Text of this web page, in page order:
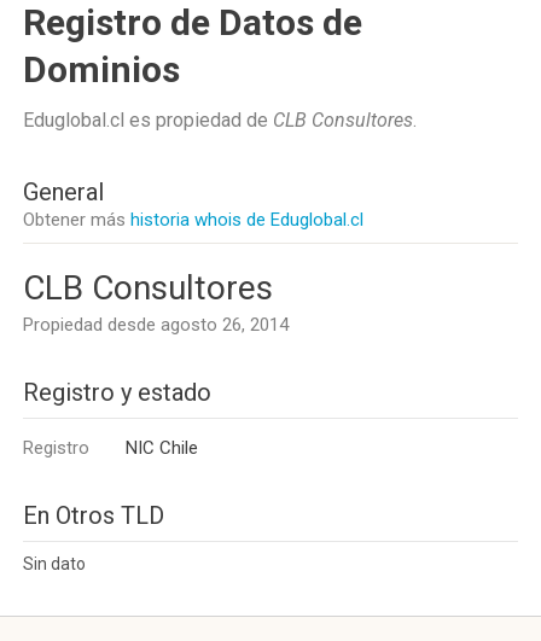
Registro de Datos de
Dominios
Eduglobal.cl es propiedad de CLB Consultores.
General
Obtener más historia whois de Eduglobal.cl
CLB Consultores
Propiedad desde agosto 26, 2014
Registro y estado
Registro NIC Chile
En Otros TLD
Sin dato